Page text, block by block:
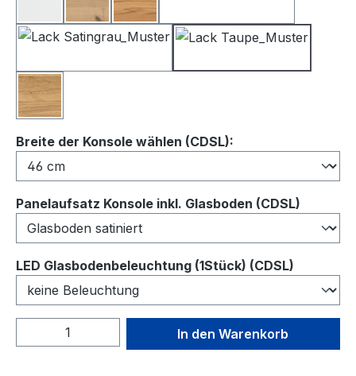
BalkeneicheKernbuche
Wildeiche
Breite der Konsole wählen (CDSL):
Panelaufsatz Konsole inkl. Glasboden (CDSL)
LED Glasbodenbeleuchtung (1Stück) (CDSL)
Produkt Anzahl: Gib denIn den Warenkorb